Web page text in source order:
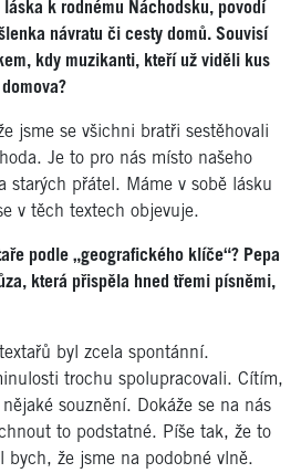
k rodnému Náchodsku, povodí
návratu či cesty domů. Souvisí
kdy muzikanti, kteří už viděli kus
jsme se všichni bratři sestěhovali
Je to pro nás místo našeho
starých přátel. Máme v sobě lásku
v těch textech objevuje.
podle „geografického klíče“? Pepa
která přispěla hned třemi písněmi,
byl zcela spontánní.
trochu spolupracovali. Cítím,
souznění. Dokáže se na nás
to podstatné. Píše tak, že to
bych, že jsme na podobné vlně.